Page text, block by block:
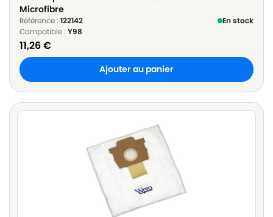
Microfibre
Référence : 122142
En stock
Compatible : Y98
11,26€
Ajouter au panier